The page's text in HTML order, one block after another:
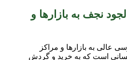
نجف به بازارها و
عالی به بازارها و مراکز
کسانی است که به خرید و گردش